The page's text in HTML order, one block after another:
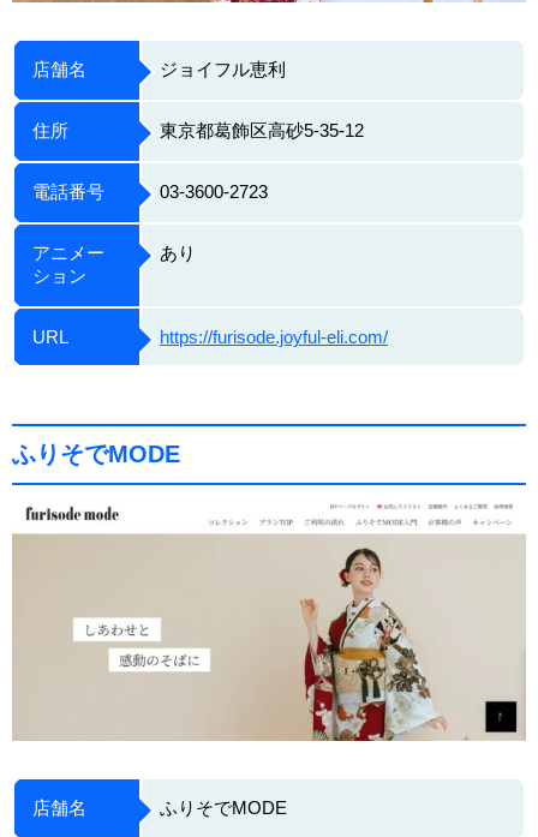
店舗名 ジョイフル恵利
住所 東京都葛飾区高砂5-35-12
電話番号 03-3600-2723
アニメー
ション
あり
URL https://furisode.joyful-eli.com/
ふりそでMODE
店舗名 ふりそでMODE